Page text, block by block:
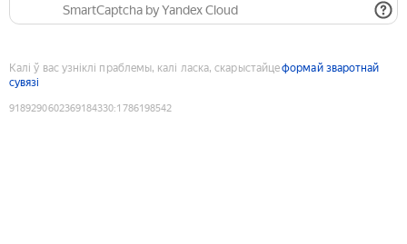
SmartCaptcha by Yandex Cloud
Калі ў вас узніклі праблемы, калі ласка, скарыстайцеформай зваротнай
сувязі
9189290602369184330:1786198542